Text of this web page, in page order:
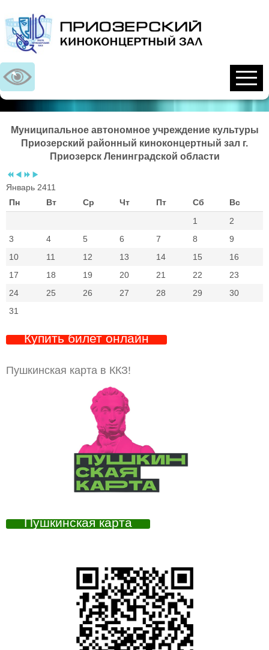
Муниципальное автономное учреждение культуры
Приозерский районный киноконцертный зал г.
Приозерск Ленинградской области
Предыдущий
Предыдущий
Следующий
Следующий
Январь 2411
Пн
Вт Ср Чт Пт Сб
Вс
1
2
3
4 5 6 7 8
9
10
11 12 13 14 15
16
17
18 19 20 21 22
23
24
25 26 27 28 29
30
31
Купить билет онлайн
Пушкинская карта в ККЗ!
Пушкинская карта